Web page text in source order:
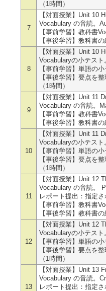
（1時間）
7
【対面授業】Unit 10
Vocabulary の音読。
【事前学習】教科書
【事後学習】教科書
8
【対面授業】Unit 10
Vocabularyの小テス
【事前学習】単語の
【事後学習】要点を
（1時間）
9
【対面授業】Unit 11
Vocabulary の音読。
【事前学習】教科書
【事後学習】教科書
10
【対面授業】Unit 11
Vocabularyの小テス
【事前学習】単語の
【事後学習】要点を
（1時間）
11
【対面授業】Unit 12
Vocabulary の音読。
レポート提出：指定
【事前学習】教科書
【事後学習】教科書
12
【対面授業】Unit 12
Vocabularyの小テス
【事前学習】単語の
【事後学習】要点を
（1時間）
13
【対面授業】Unit 13
Vocabulary の音読。
レポート提出：指定